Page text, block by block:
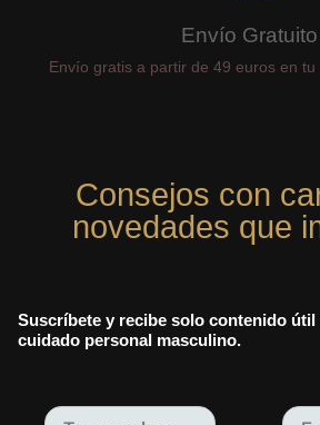
Envío Gratuito
Envío gratis a partir de 49 euros en tu
Consejos con
novedades que
Suscríbete y recibe solo contenido útil
cuidado personal masculino.